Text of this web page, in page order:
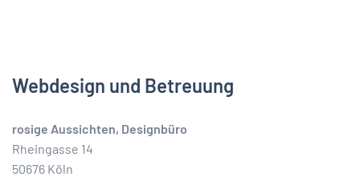
Webdesign und Betreuung
rosige Aussichten, Designbüro
Rheingasse 14
50676 Köln